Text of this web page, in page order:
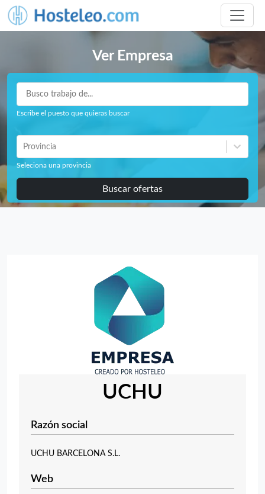
Ver Empresa
Escribe el puesto que quieras buscar
Provincia
Seleciona una provincia
Buscar ofertas
UCHU
Razón social
UCHU BARCELONA S.L.
Web